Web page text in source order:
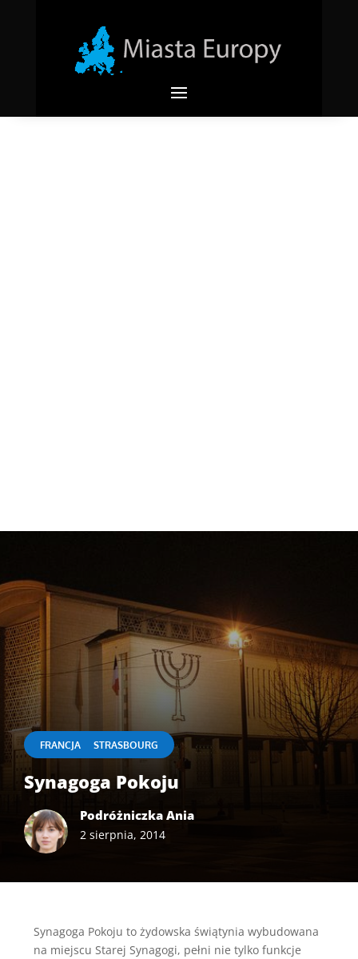
FRANCJA STRASBOURG
Synagoga Pokoju
Podróżniczka Ania
2 sierpnia, 2014
Synagoga Pokoju to żydowska świątynia wybudowana
na miejscu Starej Synagogi, pełni nie tylko funkcje